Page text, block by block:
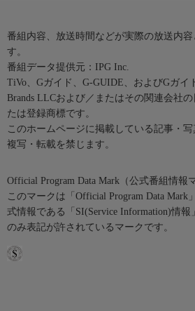
番組内容、放送時間などが実際の放送内
す。
番組データ提供元：IPG Inc.
TiVo、Gガイド、G-GUIDE、およびGガイ
Brands LLCおよび／またはその関連会社
たは登録商標です。
このホームページに掲載している記事・
複写・転載を禁じます。
Official Program Data Mark（公式番組情報
このマークは「Official Program Data Mark
式情報である「SI(Service Information)情
のみ表記が許されているマークです。